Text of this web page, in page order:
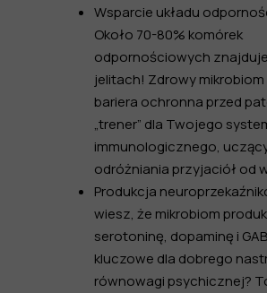
Wsparcie układu
Około 70-80% komórek
odpornościowych
jelitach! Zdrowy
bariera ochronna przed
„trener” dla Twojego
immunologicznego,
odróżniania przyjaciół od
Produkcja
wiesz, że mikrobiom
serotoninę, dopaminę i
kluczowe dla dobrego
równowagi psychicznej?